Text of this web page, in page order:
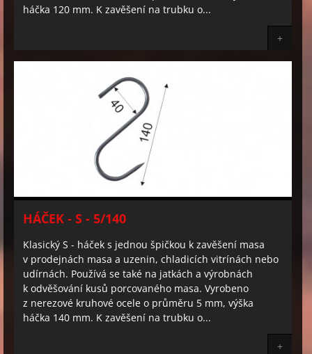
háčka 120 mm. K zavěšení na trubku o...
+
HÁČEK - S - 5/140
Klasický S - háček s jednou špičkou k zavěšení masa
v prodejnách masa a uzenin, chladicích vitrínách nebo
udírnách. Používá se také na jatkách a výrobnách
k odvěšování kusů porcovaného masa. Vyrobeno
z nerezové kruhové ocele o průměru 5 mm, výška
háčka 140 mm. K zavěšení na trubku o...
+